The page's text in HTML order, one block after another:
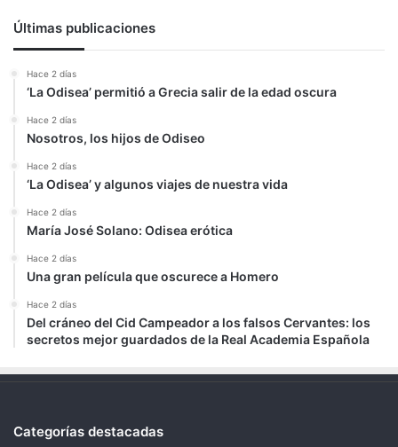
Últimas publicaciones
Hace 2 días
‘La Odisea’ permitió a Grecia salir de la edad oscura
Hace 2 días
Nosotros, los hijos de Odiseo
Hace 2 días
‘La Odisea’ y algunos viajes de nuestra vida
Hace 2 días
María José Solano: Odisea erótica
Hace 2 días
Una gran película que oscurece a Homero
Hace 2 días
Del cráneo del Cid Campeador a los falsos Cervantes: los
secretos mejor guardados de la Real Academia Española
Categorías destacadas